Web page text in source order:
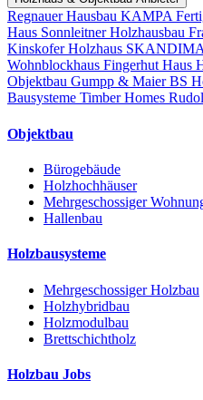
Regnauer Hausbau KAMPA
Haus Sonnleitner Holzhausbau
Kinskofer Holzhaus
Wohnblockhaus Fingerhut Haus
Objektbau Gumpp & MaierBS
Bausysteme Timber Homes
Objektbau
Bürogebäude
Holzhochhäuser
Mehrgeschossiger
Hallenbau
Holzbausysteme
Mehrgeschossiger Holzbau
Holzhybridbau
Holzmodulbau
Brettschichtholz
Holzbau Jobs